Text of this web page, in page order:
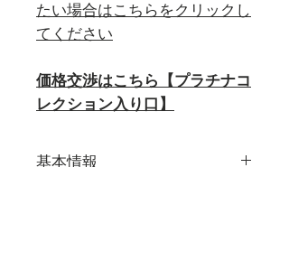
たい場合はこちらをクリックし
てください
価格交渉はこちら【プラチナコ
レクション入り口】
基本情報